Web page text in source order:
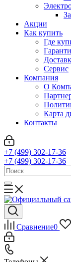
Акции
Как купить
Где
Сервис
Компания
О
Карта
Контакты
+7 (499) 302-17-36
+7 (499) 302-17-36
Сравнение0